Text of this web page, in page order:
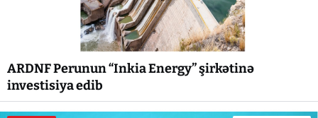
ARDNF Perunun “Inkia Energy” şirkətinə
investisiya edib